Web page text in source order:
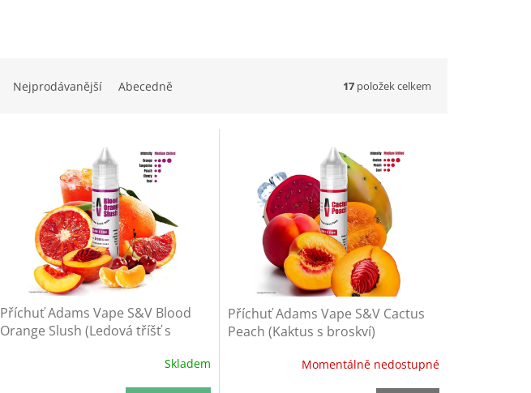
Nejprodávanější Abecedně 17 položek celkem
Příchuť Adams Vape S&V Blood
Orange Slush (Ledová tříšť s
Skladem
Příchuť Adams Vape S&V Cactus
Peach (Kaktus s broskví)
Momentálně nedostupné